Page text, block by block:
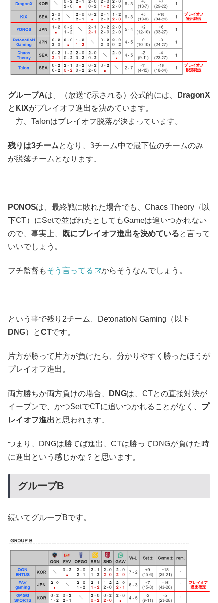
グループAは、（放送で示される）公式的には、
DragonX
と KIXがプレイオフ進出を決めています。
一方、Talonはプレイオフ脱落が決まっています。
残りは3チームとなり、3チーム中で最下位のチームのみ
が脱落チームとなります。
PONOSは、最終戦に敗れた場合でも、Chaos Theory（以
下CT）にSetで並ばれたとしてもGameは追いつかれない
ので、事実上、
既にプレイオフ進出を決めていると言って
いいでしょう。
フチ監督もそう言ってる からそうなんでしょう。
という事で残り2チーム、DetonatioN Gaming（以下
DNG）とCTです。
片方が勝って片方が負けたら、分かりやすく勝ったほうが
プレイオフ進出。
両方勝ちか両方負けの場合、 DNGは、CTとの直接対決が
イーブンで、かつSetでCTに追いつかれることがなく、 プ
レイオフ進出と思われます。
つまり、DNGは勝てば進出、CTは勝ってDNGが負けた時
に進出という感じかな？と思います。
グループB
続いてグループBです。